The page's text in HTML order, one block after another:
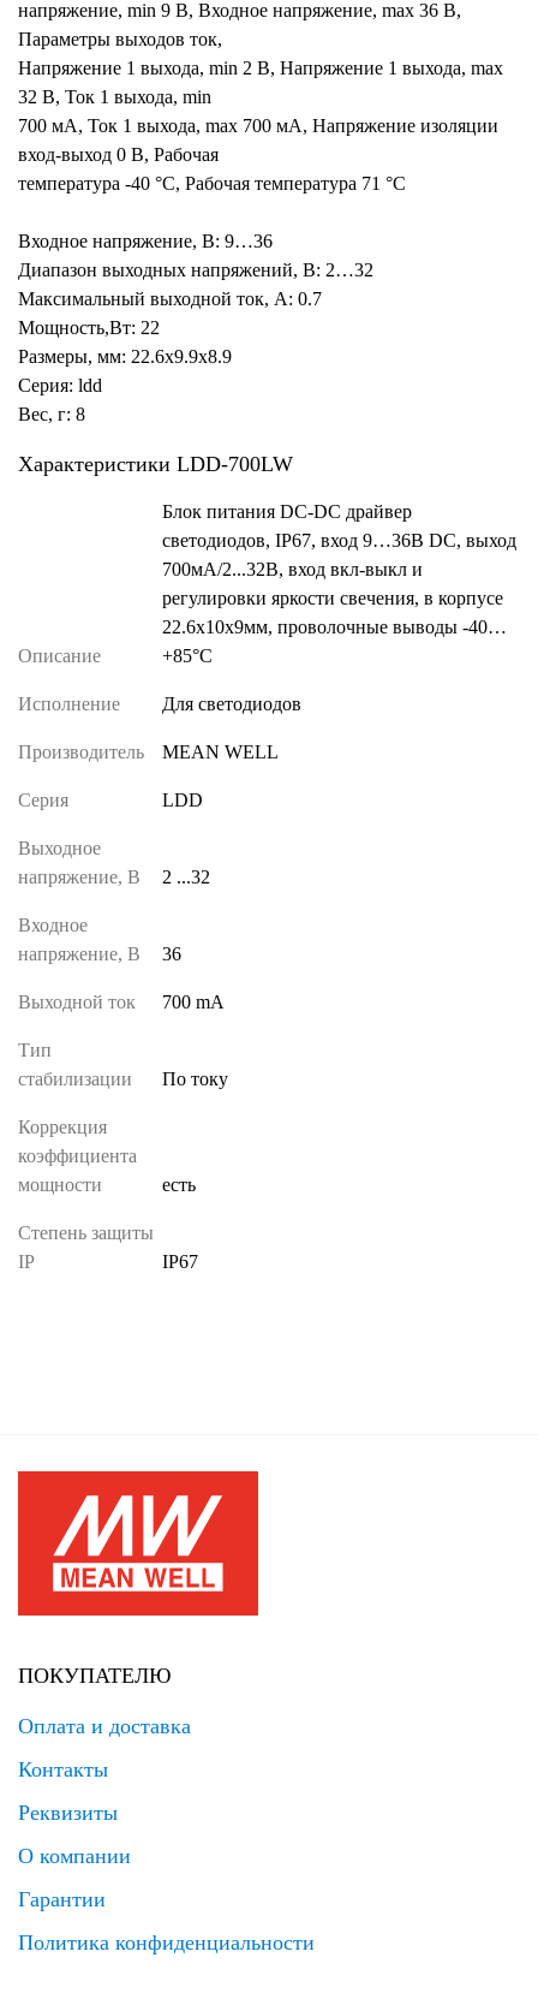
напряжение, min 9 В, Входное напряжение, max 36 В,
Параметры выходов ток,
Напряжение 1 выхода, min 2 В, Напряжение 1 выхода, max
32 В, Ток 1 выхода, min
700 мА, Ток 1 выхода, max 700 мА, Напряжение изоляции
вход-выход 0 В, Рабочая
температура -40 °C, Рабочая температура 71 °C
Входное напряжение, В: 9…36
Диапазон выходных напряжений, В: 2…32
Максимальный выходной ток, А: 0.7
Мощность,Вт: 22
Размеры, мм: 22.6x9.9x8.9
Серия: ldd
Вес, г: 8
Характеристики LDD-700LW
Описание
Блок питания DC-DC драйвер
светодиодов, IP67, вход 9…36В DC, выход
700мА/2...32В, вход вкл-выкл и
регулировки яркости свечения, в корпусе
22.6x10x9мм, проволочные выводы -40…
+85°С
Исполнение Для светодиодов
Производитель MEAN WELL
Серия LDD
Выходное
напряжение, В
2 ...32
Входное
напряжение, В
36
Выходной ток 700 mA
Тип
стабилизации
По току
Коррекция
коэффициента
мощности
есть
Степень защиты
IP
IP67
ПОКУПАТЕЛЮ
Оплата и доставка
Контакты
Реквизиты
О компании
Гарантии
Политика конфиденциальности